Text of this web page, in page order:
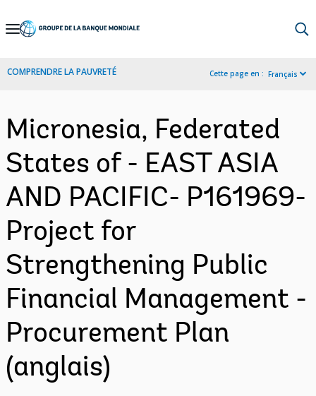
Skip
Navigation
COMPRENDRE LA PAUVRETÉ Cette page en : Français
Micronesia, Federated
States of - EAST ASIA
AND PACIFIC- P161969-
Project for
Strengthening Public
Financial Management -
Procurement Plan
(anglais)